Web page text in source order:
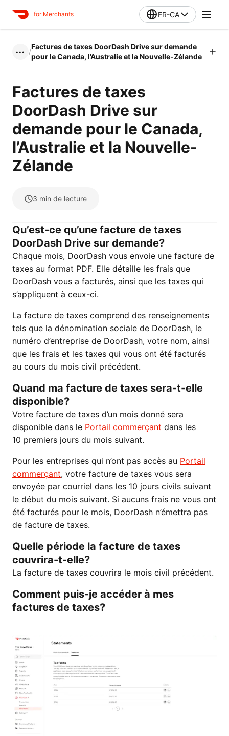
for Merchants FR-CA
••• /
Factures de taxes DoorDash Drive sur demande
pour le Canada, l’Australie et la Nouvelle-Zélande
Factures de taxes
DoorDash Drive sur
demande pour le Canada,
l’Australie et la Nouvelle-
Zélande
3 min de lecture
Qu’est-ce qu’une facture de taxes
DoorDash Drive sur demande?
Chaque mois, DoorDash vous envoie une facture de
taxes au format PDF. Elle détaille les frais que
DoorDash vous a facturés, ainsi que les taxes qui
s’appliquent à ceux-ci.
La facture de taxes comprend des renseignements
tels que la dénomination sociale de DoorDash, le
numéro d’entreprise de DoorDash, votre nom, ainsi
que les frais et les taxes qui vous ont été facturés
au cours du mois civil précédent.
Quand ma facture de taxes sera-t-elle
disponible?
Votre facture de taxes d’un mois donné sera
disponible dans le Portail commerçant dans les
10 premiers jours du mois suivant.
Pour les entreprises qui n’ont pas accès au Portail
commerçant, votre facture de taxes vous sera
envoyée par courriel dans les 10 jours civils suivant
le début du mois suivant. Si aucuns frais ne vous ont
été facturés pour le mois, DoorDash n’émettra pas
de facture de taxes.
Quelle période la facture de taxes
couvrira-t-elle?
La facture de taxes couvrira le mois civil précédent.
Comment puis-je accéder à mes
factures de taxes?